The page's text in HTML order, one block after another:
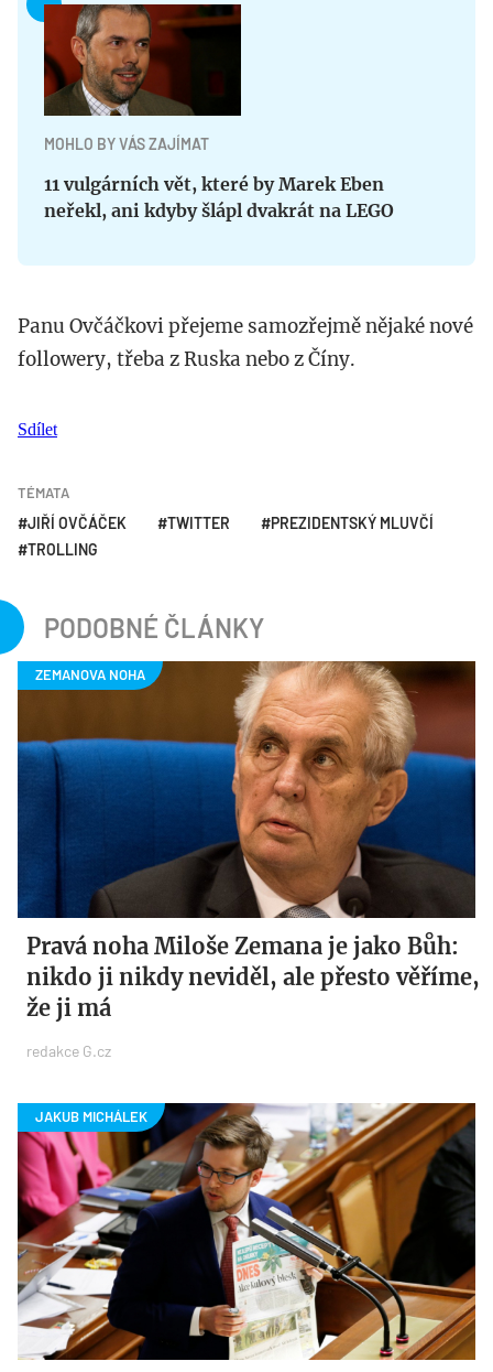
MOHLO BY VÁS ZAJÍMAT
11 vulgárních vět, které by Marek Eben
neřekl, ani kdyby šlápl dvakrát na LEGO
Panu Ovčáčkovi přejeme samozřejmě nějaké nové
followery, třeba z Ruska nebo z Číny.
Sdílet
TÉMATA
JIŘÍ OVČÁČEK TWITTER
PREZIDENTSKÝ MLUVČÍ
TROLLING
PODOBNÉ ČLÁNKY
Pravá noha Miloše Zemana je jako Bůh:
nikdo ji nikdy neviděl, ale přesto věříme,
že ji má
redakce G.cz